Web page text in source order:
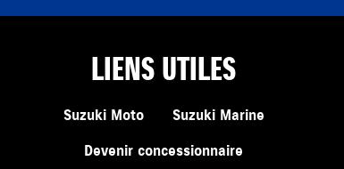
LIENS UTILES
Suzuki Moto
Suzuki Marine
Devenir concessionnaire